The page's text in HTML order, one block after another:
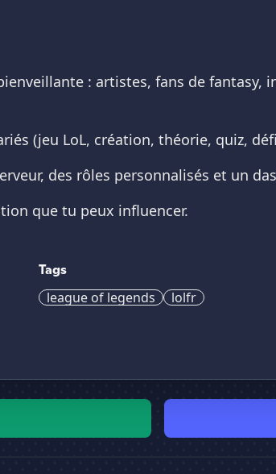
: artistes, fans de
(jeu LoL, création, théorie, quiz,
des rôles personnalisés et un
que tu peux influencer.
Tags
league of legends lolfr